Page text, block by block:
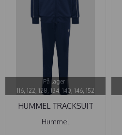
På lager i
116, 122, 128, 134, 140, 146, 152
HUMMEL TRACKSUIT
REG TUKAS ...
Hummel